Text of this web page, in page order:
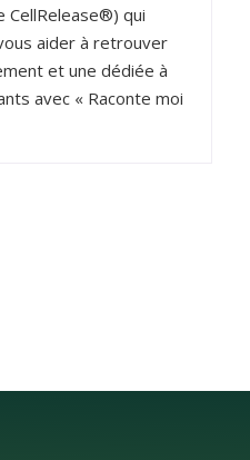
CellRelease®) qui
aider à retrouver
et une dédiée à
avec « Raconte moi